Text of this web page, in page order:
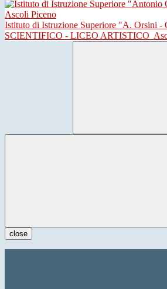
Istituto di Istruzione Superiore "A. Orsini -
SCIENTIFICO - LICEO ARTISTICO
close